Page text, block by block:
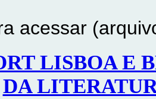
acessar
LISBOA E
DA